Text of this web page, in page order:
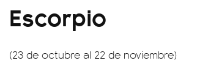
Escorpio
(23 de octubre al 22 de noviembre)